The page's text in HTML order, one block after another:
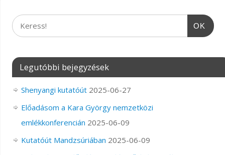
OK
Legutóbbi bejegyzések
Shenyangi kutatóút 2025-06-27
Előadásom a Kara György nemzetközi
emlékkonferencián 2025-06-09
Kutatóút Mandzsúriában 2025-06-09